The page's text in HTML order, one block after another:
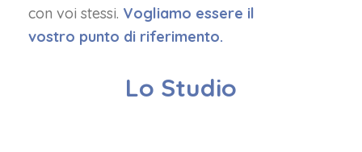
con voi stessi. Vogliamo essere il
vostro punto di riferimento.
Lo Studio